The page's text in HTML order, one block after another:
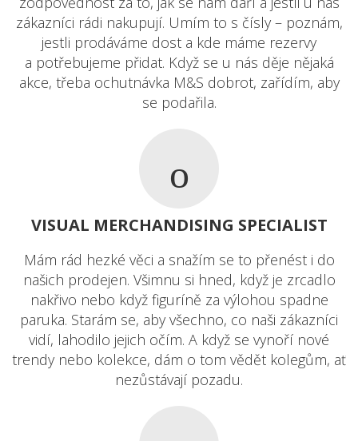
zákazníci rádi nakupují. Umím to s čísly – poznám,
jestli prodáváme dost a kde máme rezervy
a potřebujeme přidat. Když se u nás děje nějaká
akce, třeba ochutnávka M&S dobrot, zařídím, aby
se podařila.
VISUAL MERCHANDISING SPECIALIST
Mám rád hezké věci a snažím se to přenést i do
našich prodejen. Všimnu si hned, když je zrcadlo
nakřivo nebo když figuríně za výlohou spadne
paruka. Starám se, aby všechno, co naši zákazníci
vidí, lahodilo jejich očím. A když se vynoří nové
trendy nebo kolekce, dám o tom vědět kolegům, ať
nezůstávají pozadu.